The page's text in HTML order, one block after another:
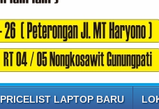
PRICELIST LAPTOP BARU